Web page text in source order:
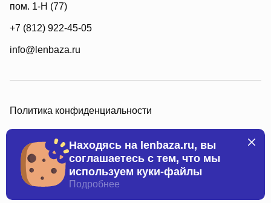
пом. 1-Н (77)
+7 (812) 922-45-05
info@lenbaza.ru
Политика конфиденциальности
Все права защищены, 2026
Находясь на lenbaza.ru, вы
соглашаетесь с тем, что мы
используем куки-файлы
Подробнее